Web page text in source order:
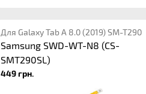
Для Galaxy Tab A 8.0 (2019) SM-T290
Samsung SWD-WT-N8 (CS-
SMT290SL)
449 грн.